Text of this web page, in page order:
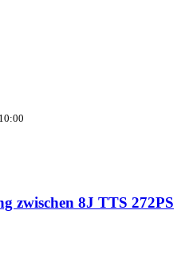
zwischen 8J TTS 272PS